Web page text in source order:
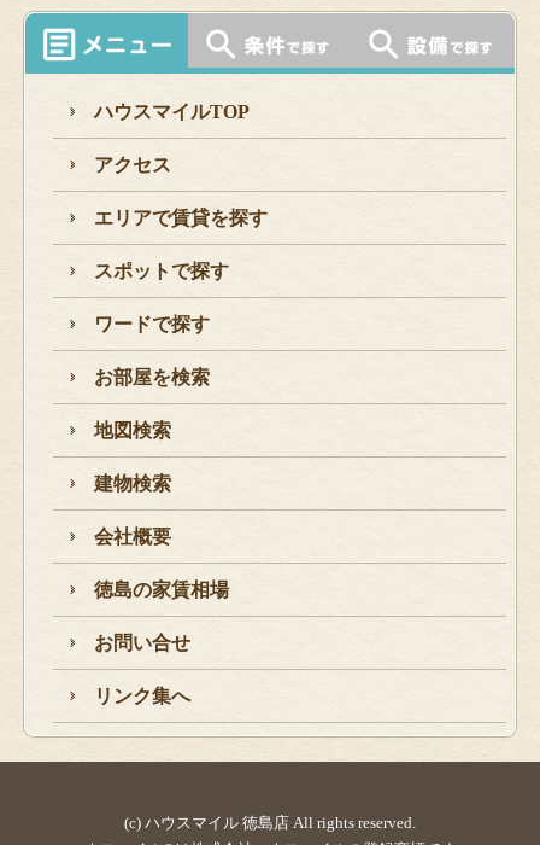
ハウスマイルTOP
アクセス
エリアで賃貸を探す
スポットで探す
ワードで探す
お部屋を検索
地図検索
建物検索
会社概要
徳島の家賃相場
お問い合せ
リンク集へ
(c) ハウスマイル 徳島店 All rights reserved.